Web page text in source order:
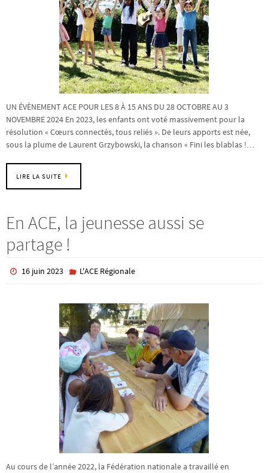
UN ÉVÈNEMENT ACE POUR LES 8 À 15 ANS DU 28 OCTOBRE AU 3
NOVEMBRE 2024 En 2023, les enfants ont voté massivement pour la
résolution « Cœurs connectés, tous reliés ». De leurs apports est née,
sous la plume de Laurent Grzybowski, la chanson « Fini les blablas !…
LIRE LA SUITE
En ACE, la jeunesse aussi se
partage !
16 juin 2023 L'ACE Régionale
Au cours de l’année 2022, la Fédération nationale a travaillé en